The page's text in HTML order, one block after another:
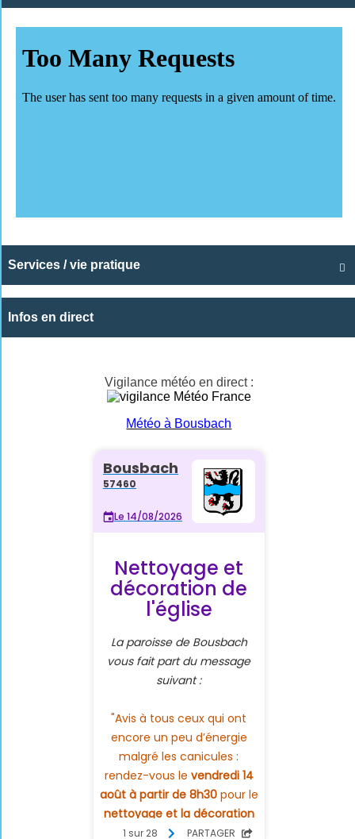

Services / vie pratique
Infos en direct
Vigilance météo en direct :
Météo à Bousbach